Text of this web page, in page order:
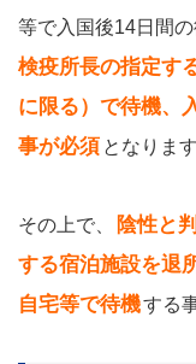
等で入国後14日間
検疫所長の指定す
に限る）で待機、
事が必須 となります
その上で、
陰性と
する宿泊施設を退
自宅等で待機する